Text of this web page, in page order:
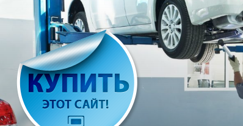
к
содержимому